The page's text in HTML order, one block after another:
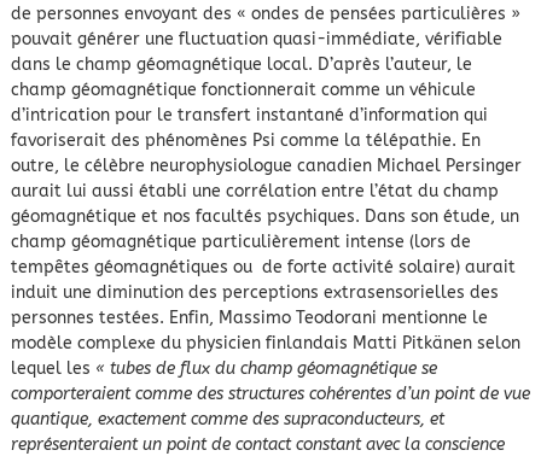
de personnes envoyant des « ondes de pensées particulières »
pouvait générer une fluctuation quasi-immédiate, vérifiable
dans le champ géomagnétique local. D’après l’auteur, le
champ géomagnétique fonctionnerait comme un véhicule
d’intrication pour le transfert instantané d’information qui
favoriserait des phénomènes Psi comme la télépathie. En
outre, le célèbre neurophysiologue canadien Michael Persinger
aurait lui aussi établi une corrélation entre l’état du champ
géomagnétique et nos facultés psychiques. Dans son étude, un
champ géomagnétique particulièrement intense (lors de
tempêtes géomagnétiques ou de forte activité solaire) aurait
induit une diminution des perceptions extrasensorielles des
personnes testées. Enfin, Massimo Teodorani mentionne le
modèle complexe du physicien finlandais Matti Pitkänen selon
lequel les « tubes de flux du champ géomagnétique se
comporteraient comme des structures cohérentes d’un point de vue
quantique, exactement comme des supraconducteurs, et
représenteraient un point de contact constant avec la conscience